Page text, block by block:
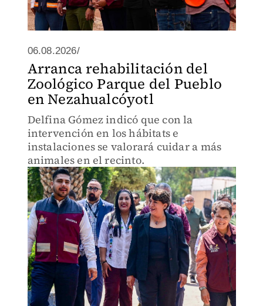
06.08.2026/
Arranca rehabilitación del
Zoológico Parque del Pueblo
en Nezahualcóyotl
Delfina Gómez indicó que con la
intervención en los hábitats e
instalaciones se valorará cuidar a más
animales en el recinto.